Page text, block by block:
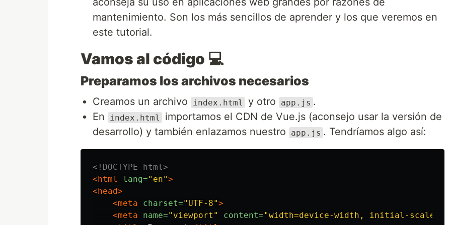
mantenimiento. Son los más sencillos de aprender y los que veremos en
este tutorial.
Vamos al código 💻
Preparamos los archivos necesarios
Creamos un archivo index.html y otro app.js .
En
index.html
importamos el CDN de Vue.js (aconsejo usar la versión de
desarrollo) y también enlazamos nuestro
app.js . Tendríamos algo así:
<!DOCTYPE html>
<html
lang="en">
<head>
<meta
charset="UTF-8">
<meta
name="viewport" content="width=device-width, initial-